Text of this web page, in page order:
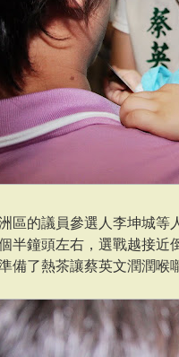
區的議員參選人李坤城等
半鐘頭左右，選戰越接近
備了熱茶讓蔡英文潤潤喉